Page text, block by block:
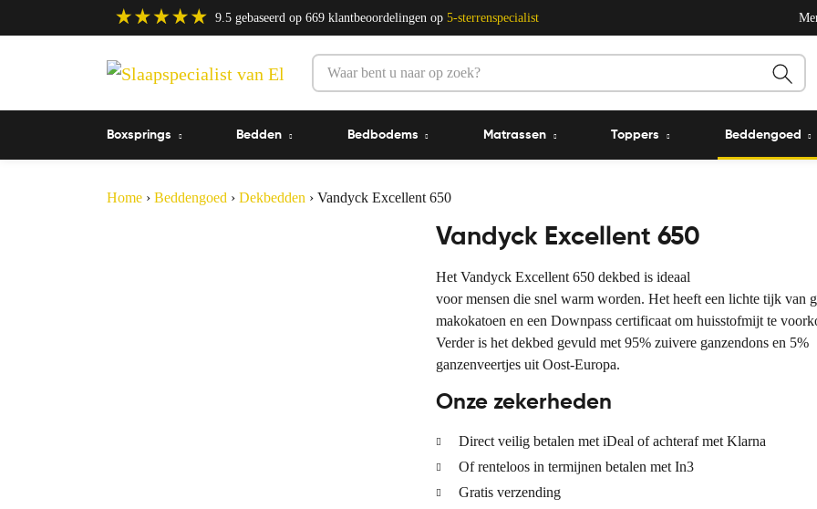
9.5 gebaseerd op 669 klantbeoordelingen op 5-sterrenspecialist
Boxsprings Bedden Bedbodems Matrassen Toppers Beddengoed
Home › Beddengoed › Dekbedden › Vandyck Excellent 650
Vandyck Excellent 650
Het Vandyck Excellent 650 dekbed is ideaal
voor mensen die snel warm worden. Het heeft een lichte tijk van
makokatoen en een Downpass certificaat om huisstofmijt te
Verder is het dekbed gevuld met 95% zuivere ganzendons en 5%
ganzenveertjes uit Oost-Europa.
Onze zekerheden
Direct veilig betalen met iDeal of achteraf met Klarna
Of renteloos in termijnen betalen met In3
Gratis verzending